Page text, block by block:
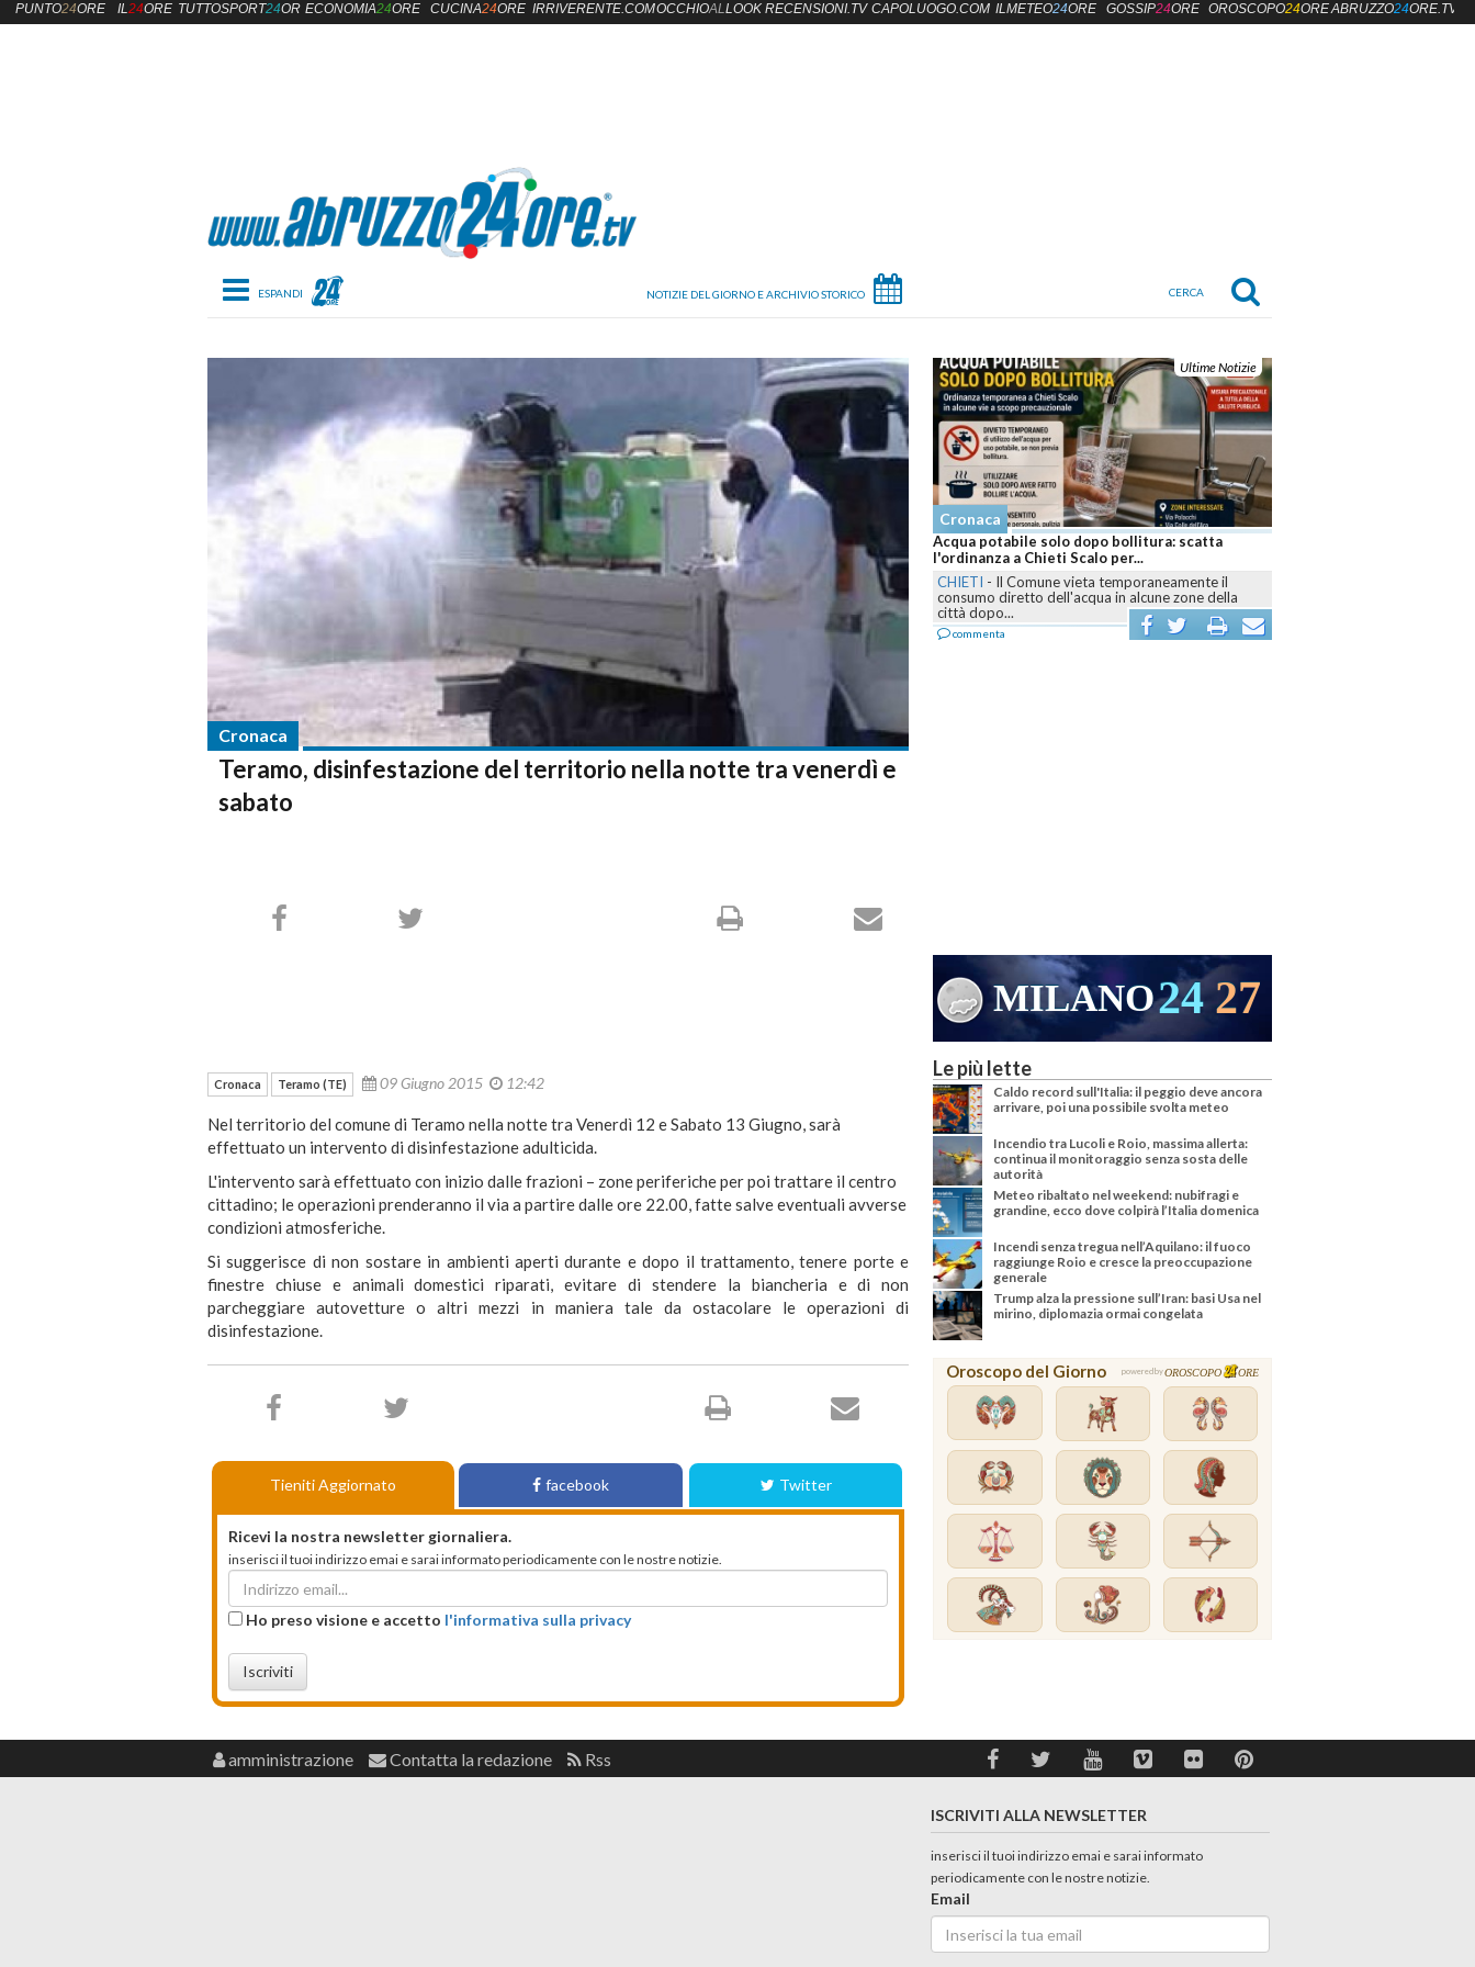
Toggle navigation
Cronaca
Teramo, disinfestazione del territorio nella notte tra venerdì e
sabato
Ultime Notizie
Cronaca
Acqua potabile solo dopo bollitura: scatta
l'ordinanza a Chieti Scalo per...
CHIETI - Il Comune vieta temporaneamente il
consumo diretto dell'acqua in alcune zone della
città dopo...
commenta
MILANO24 27
Cronaca Teramo (TE) 09 Giugno 2015 12:42
Nel territorio del comune di Teramo nella notte tra Venerdì 12 e Sabato 13 Giugno, sarà
effettuato un intervento di disinfestazione adulticida.
L'intervento sarà effettuato con inizio dalle frazioni – zone periferiche per poi trattare il centro
cittadino; le operazioni prenderanno il via a partire dalle ore 22.00, fatte salve eventuali avverse
condizioni atmosferiche.
Si suggerisce di non sostare in ambienti aperti durante e dopo il trattamento, tenere porte e
finestre chiuse e animali domestici riparati, evitare di stendere la biancheria e di non
parcheggiare autovetture o altri mezzi in maniera tale da ostacolare le operazioni di
disinfestazione.
Tieniti Aggiornato facebook Twitter
Ricevi la nostra newsletter giornaliera.
inserisci il tuoi indirizzo emai e sarai informato periodicamente con le nostre notizie.
Ho preso visione e accetto l'informativa sulla privacy
Iscriviti
Le più lette
Caldo record sull'Italia: il peggio deve ancora
arrivare, poi una possibile svolta meteo
Incendio tra Lucoli e Roio, massima allerta:
continua il monitoraggio senza sosta delle
autorità
Meteo ribaltato nel weekend: nubifragi e
grandine, ecco dove colpirà l’Italia domenica
Incendi senza tregua nell’Aquilano: il fuoco
raggiunge Roio e cresce la preoccupazione
generale
Trump alza la pressione sull’Iran: basi Usa nel
mirino, diplomazia ormai congelata
Oroscopo del Giorno powered byOROSCOPO ORE
PUNTO24ORE IL24ORE TUTTOSPORT24OREECONOMIA24ORE CUCINA24ORE IRRIVERENTE.COMOCCHIOALLOOK RECENSIONI.TV CAPOLUOGO.COM ILMETEO24ORE GOSSIP24ORE OROSCOPO24OREABRUZZO24ORE.TV
amministrazione Contatta la redazione Rss
ISCRIVITI ALLA NEWSLETTER
inserisci il tuoi indirizzo emai e sarai informato
periodicamente con le nostre notizie.
Email